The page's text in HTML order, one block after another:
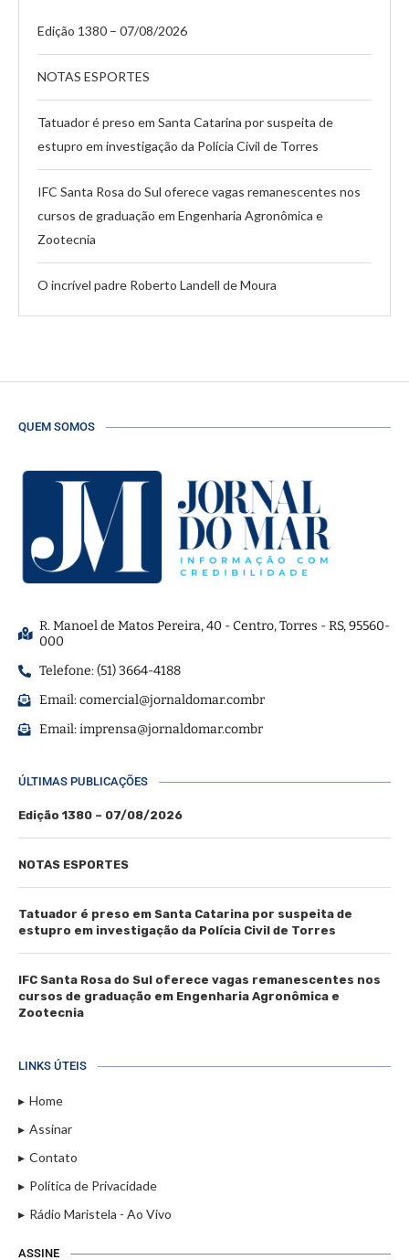
Edição 1380 – 07/08/2026
NOTAS ESPORTES
Tatuador é preso em Santa Catarina por suspeita de
estupro em investigação da Polícia Civil de Torres
IFC Santa Rosa do Sul oferece vagas remanescentes nos
cursos de graduação em Engenharia Agronômica e
Zootecnia
O incrível padre Roberto Landell de Moura
QUEM SOMOS
R. Manoel de Matos Pereira, 40 - Centro, Torres - RS, 95560-
000
Telefone: (51) 3664-4188
Email:comercial@jornaldomar.combr
Email:imprensa@jornaldomar.combr
ÚLTIMAS PUBLICAÇÕES
Edição 1380 – 07/08/2026
NOTAS ESPORTES
Tatuador é preso em Santa Catarina por suspeita de
estupro em investigação da Polícia Civil de Torres
IFC Santa Rosa do Sul oferece vagas remanescentes nos
cursos de graduação em Engenharia Agronômica e
Zootecnia
LINKS ÚTEIS
Home
Assinar
Contato
Política de Privacidade
Rádio Maristela - Ao Vivo
ASSINE